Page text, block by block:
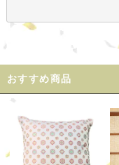
おすすめ商品